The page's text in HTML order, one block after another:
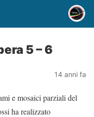
5 – 6
14 anni fa
e mosaici parziali del
ha realizzato